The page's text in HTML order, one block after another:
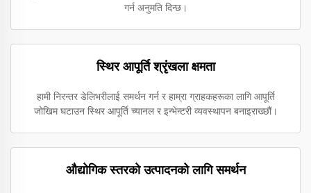
गर्न अनुमति दिन्छ।
स्थिर आपूर्ति श्रृंखला क्षमता
हामी निरन्तर डेलिभरीलाई समर्थन गर्न र हाम्रा ग्राहकहरूका लागि आपूर्ति
जोखिम घटाउन स्थिर आपूर्ति च्यानल र इन्भेन्टरी व्यवस्थापन बनाइराख्छौं।
औद्योगिक स्तरको उत्पादनको लागि समर्थन